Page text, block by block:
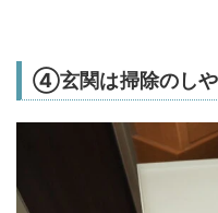
④玄関は掃除のしや